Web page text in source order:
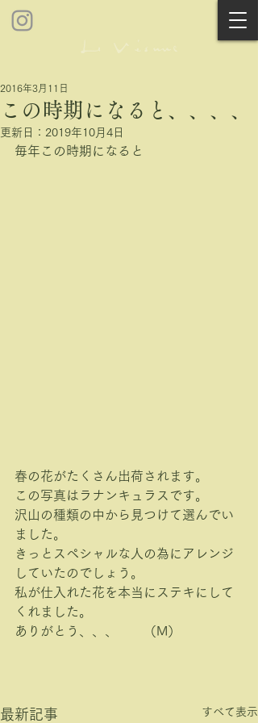
この時期になると、、、、
2016年3月11日
更新日： 2019年10月4日
毎年この時期になると
春の花がたくさん出荷されます。
この写真はラナンキュラスです。
沢山の種類の中から見つけて選んでい
ました。
きっとスペシャルな人の為にアレンジ
していたのでしょう。
私が仕入れた花を本当にステキにして
くれました。
ありがとう、、、　　（M）
最新記事 すべて表示